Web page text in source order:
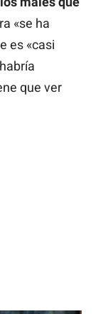
«se ha
es «casi
que ver